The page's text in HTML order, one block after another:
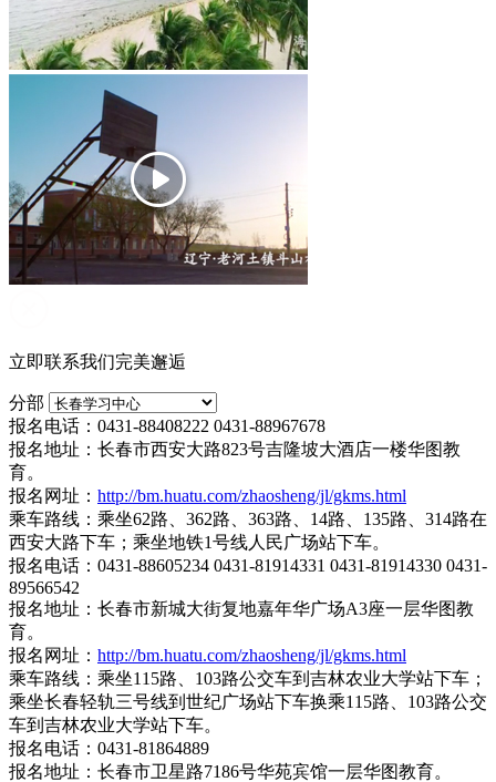
立即联系我们完美邂逅
分部
报名电话：0431-88408222 0431-88967678
报名地址：长春市西安大路823号吉隆坡大酒店一楼华图教
育。
报名网址： http://bm.huatu.com/zhaosheng/jl/gkms.html
乘车路线：乘坐62路、362路、363路、14路、135路、314路在
西安大路下车；乘坐地铁1号线人民广场站下车。
报名电话：0431-88605234 0431-81914331 0431-81914330 0431-
89566542
报名地址：长春市新城大街复地嘉年华广场A3座一层华图教
育。
报名网址： http://bm.huatu.com/zhaosheng/jl/gkms.html
乘车路线：乘坐115路、103路公交车到吉林农业大学站下车；
乘坐长春轻轨三号线到世纪广场站下车换乘115路、103路公交
车到吉林农业大学站下车。
报名电话：0431-81864889
报名地址：长春市卫星路7186号华苑宾馆一层华图教育。